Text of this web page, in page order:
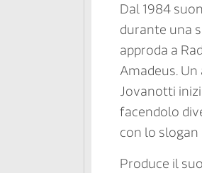
Dal 1984
durante una
approda a
Amadeus. Un
Jovanotti
facendolo
con lo slogan
Produce il